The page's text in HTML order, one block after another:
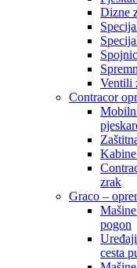
Dizne
Ventili
Contracor
zrak
Graco –
pogon
cesta